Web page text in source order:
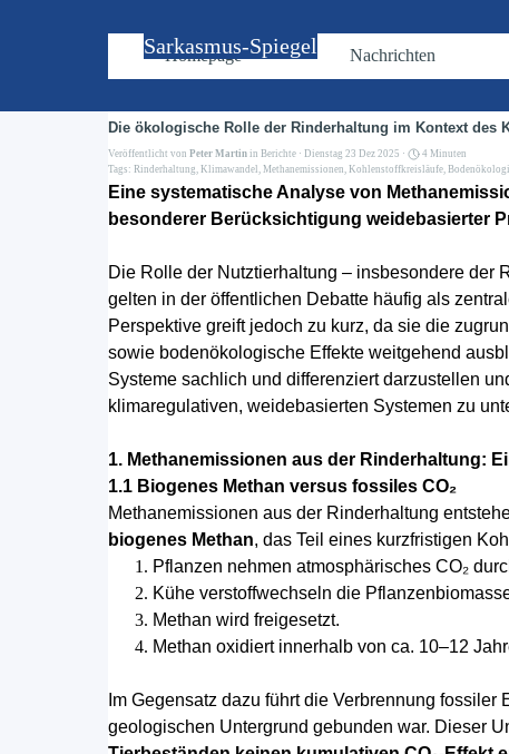
Sarkasmus-Spiegel
Homepage Nachrichten
Die ökologische Rolle der Rinderhaltung im Kontext des
Veröffentlicht von Peter Martin in Berichte · Dienstag 23 Dez 2025 ·
4 Minuten
Tags: Rinderhaltung, Klimawandel , Methanemissionen, Kohlenstoffkreisläufe,
Eine systematische Analyse von
besonderer Berücksichtigung weidebasierter
Die Rolle der Nutztierhaltung – insbesondere der
gelten in der öffentlichen Debatte häufig als
Perspektive greift jedoch zu kurz, da sie die
sowie bodenökologische Effekte weitgehend
Systeme sachlich und differenziert darzustellen
klimaregulativen, weidebasierten Systemen zu
1. Methanemissionen aus der Rinderhaltung:
1.1 Biogenes Methan versus fossiles CO₂
Methanemissionen aus der Rinderhaltung
biogenes Methan, das Teil eines kurzfristigen
Pflanzen nehmen atmosphärisches CO₂
Kühe verstoffwechseln die
Methan wird freigesetzt.
Methan oxidiert innerhalb von ca. 10–12
Im Gegensatz dazu führt die Verbrennung
geologischen Untergrund gebunden war. Dieser